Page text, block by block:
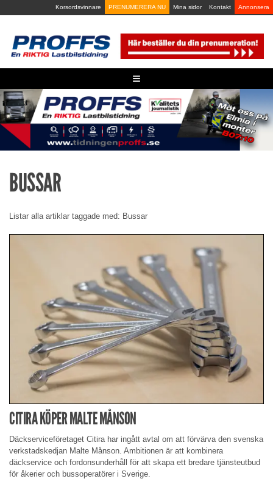
to
Korsordsvinnare PRENUMERERA NU Mina sidor Kontakt Annonsera
≡
BUSSAR
Listar alla artiklar taggade med: Bussar
CITIRA KÖPER MALTE MÅNSON
Däckserviceföretaget Citira har ingått avtal om att förvärva den svenska
verkstadskedjan Malte Månson. Ambitionen är att kombinera
däckservice och fordonsunderhåll för att skapa ett bredare tjänsteutbud
för åkerier och bussoperatörer i Sverige.